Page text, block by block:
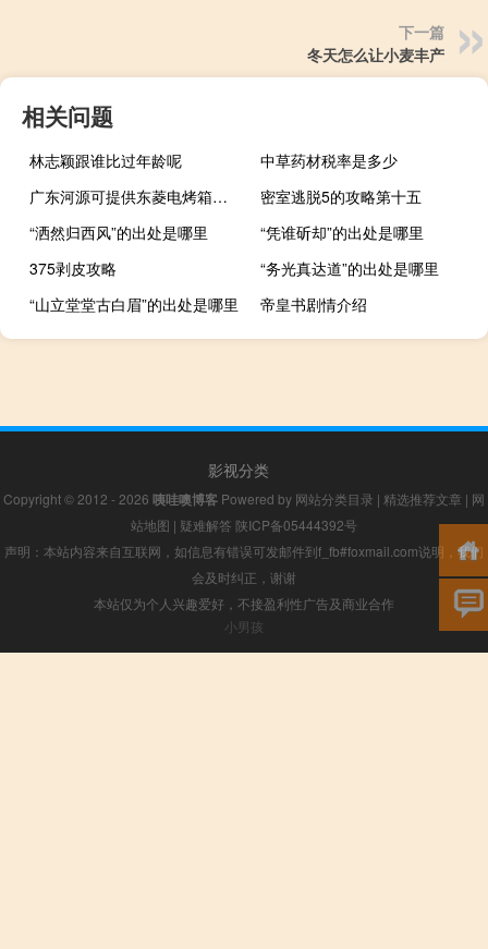
下一篇
冬天怎么让小麦丰产
相关问题
林志颖跟谁比过年龄呢
中草药材税率是多少
广东河源可提供东菱电烤箱维修服务地址在哪
密室逃脱5的攻略第十五
“洒然归西风”的出处是哪里
“凭谁斫却”的出处是哪里
375剥皮攻略
“务光真达道”的出处是哪里
“山立堂堂古白眉”的出处是哪里
帝皇书剧情介绍
影视分类
Copyright © 2012 - 2026 咦哇噢博客 Powered by 网站分类目录 | 精选推荐文章 | 网
站地图 | 疑难解答 陕ICP备05444392号
声明：本站内容来自互联网，如信息有错误可发邮件到f_fb#foxmail.com说明，我们
会及时纠正，谢谢
本站仅为个人兴趣爱好，不接盈利性广告及商业合作
小男孩